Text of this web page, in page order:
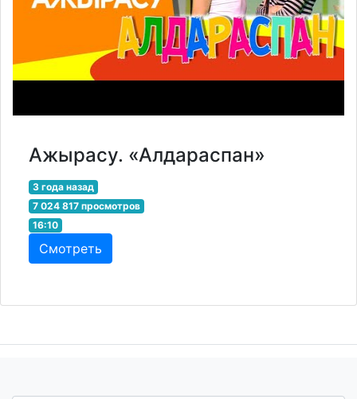
Ажырасу. «Алдараспан»
3 года назад
7 024 817 просмотров
16:10
Смотреть